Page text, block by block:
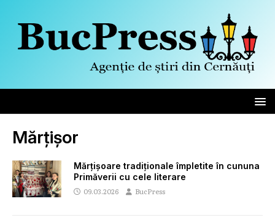
Mărțișor
Mărțișoare tradiționale împletite în cununa
Primăverii cu cele literare
09.03.2026 BucPress